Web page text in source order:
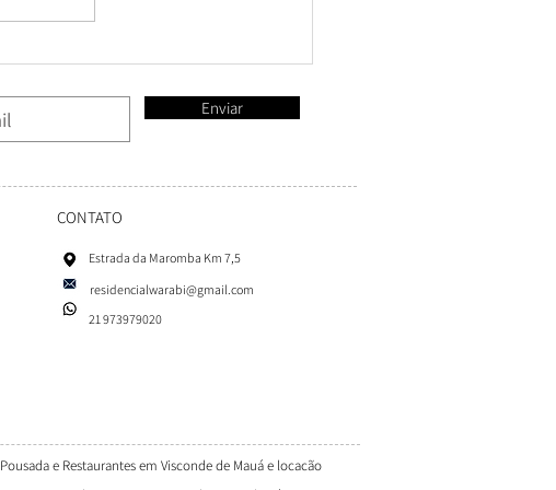
Enviar
CONTATO
Estrada da Maromba Km 7,5
residencialwarabi@gmail.com
21 973979020
Pousada e Restaurantes em Visconde de Mauá e locacão